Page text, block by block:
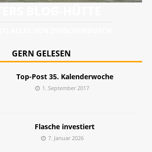
GERN GELESEN
Top-Post 35. Kalenderwoche
1. September 2017
Flasche investiert
7. Januar 2026